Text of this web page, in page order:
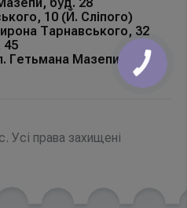
10 (Й. Сліпого)
Тарнавського, 32
45
Гетьмана Мазепи, 168Б
Усі права захищені
КНОПКА
ЗВ'ЯЗКУ